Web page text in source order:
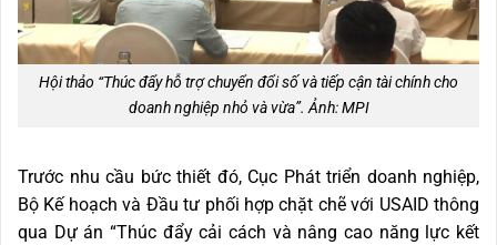
Hội thảo “Thúc đẩy hỗ trợ chuyển đổi số và tiếp cận tài chính cho
doanh nghiệp nhỏ và vừa”. Ảnh: MPI
Trước nhu cầu bức thiết đó, Cục Phát triển doanh nghiệp,
Bộ Kế hoạch và Đầu tư phối hợp chặt chẽ với USAID thông
qua Dự án “Thúc đẩy cải cách và nâng cao năng lực kết